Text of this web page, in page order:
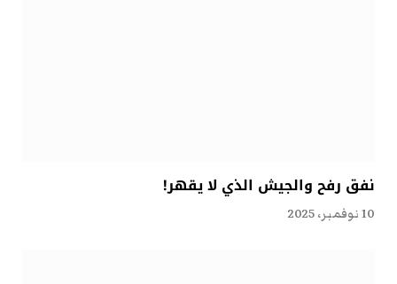
نفق رفح والجيش الذي لا يقهر!
10 نوفمبر، 2025